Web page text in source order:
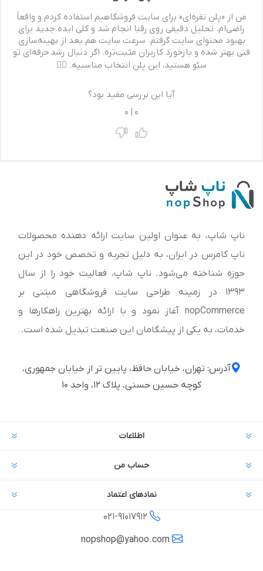
من از «پلن نقره‌ای» برای سایت فروشگاهیم استفاده کردم و واقعاً
راضی‌ام. تحلیل دقیقی روی رقبا انجام شد و کلی ایده جدید برای
بهبود محتوای سایت گرفتم. سرعت سایت هم بعد از بهینه‌سازی
فنی بهتر شده و بازخورد کاربران مثبت‌تره. اگر دنبال رشد حرفه‌ای تو
سئو هستید، این پلن انتخاب مناسبیه. 👌🏻
آیا این بررسی مفید بود؟
0
|
0
ناپ شاپ، به عنوان اولین سایت ارائه‌ دهنده محصولات
ناپ کامرس در ایران، به دلیل تجربه و تخصص خود در این
حوزه شناخته می‌شود. ناپ شاپ، فعالیت خود را از سال
1393 در زمینه طراحی سایت فروشگاهی مبتنی بر
nopCommerce آغاز نمود و با ارائه بهترین راهکارها و
خدمات، به یکی از پیشگامان این صنعت تبدیل شده است.
آدرس: تهران، خیابان حافظ، پایین تر از خیابان جمهوری،
کوچه حسین حسنی، پلاک ۱۲، واحد ۱۰
اطلاعات
حساب من
نمادهای اعتماد
021-91017912